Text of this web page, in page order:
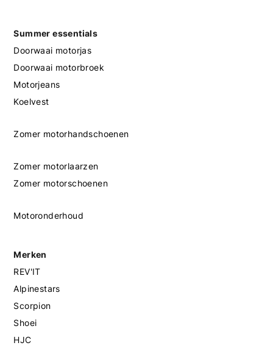
Summer essentials
Doorwaai motorjas
Doorwaai motorbroek
Motorjeans
Koelvest
Zomer motorhandschoenen
Zomer motorlaarzen
Zomer motorschoenen
Motoronderhoud
Merken
REV'IT
Alpinestars
Scorpion
Shoei
HJC